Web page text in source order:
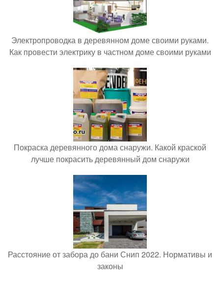
Электропроводка в деревянном доме своими руками.
Как провести электрику в частном доме своими руками
Покраска деревянного дома снаружи. Какой краской
лучше покрасить деревянный дом снаружи
Расстояние от забора до бани Снип 2022. Нормативы и
законы